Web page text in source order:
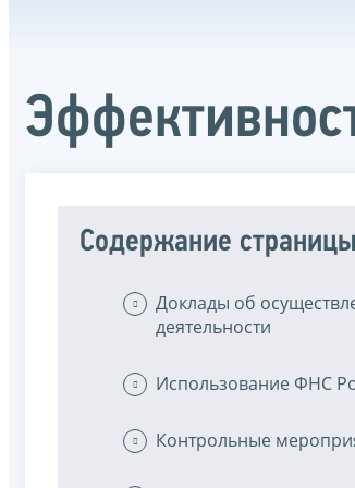
Содержание страницы
Доклады об
деятельности
Использование ФНС
Контрольные